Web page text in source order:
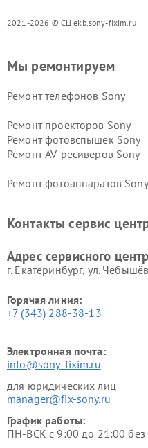
2021-2026 © СЦ ekb.sony-fixim.ru
Мы ремонтируем
Ремонт телефонов Sony
Ремонт проекторов Sony
Ремонт фотовспышек Sony
Ремонт AV-ресиверов Sony
Ремонт фотоаппаратов Sony
Контакты сервис
Адрес сервисного
г. Екатеринбург, ул.
Горячая линия:
+7 (343) 288-38-13
Электронная почта:
info@sony-fixim.ru
для юридических лиц
manager@fix-sony.ru
График работы:
ПН-ВСК с 9:00 до 21:00